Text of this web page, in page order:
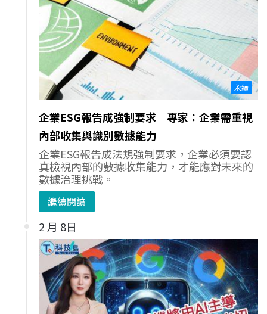
永續
企業ESG報告成強制要求 專家：企業需重視
內部收集與識別數據能力
企業ESG報告成法規強制要求，企業必須要認
真檢視內部的數據收集能力，才能應對未來的
數據治理挑戰。
繼續閱讀
2 月 8日